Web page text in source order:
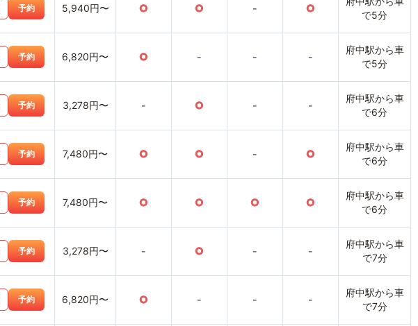
予約 5,940円〜 ○ ○ - ○
で5分
予約 6,820円〜 ○ - - -
府中駅から車
で5分
予約 3,278円〜 - ○ - -
府中駅から車
で6分
予約 7,480円〜 ○ ○ - ○
府中駅から車
で6分
予約 7,480円〜 ○ ○ ○ ○
府中駅から車
で6分
予約 3,278円〜 - ○ - -
府中駅から車
で7分
予約 6,820円〜 ○ - - -
府中駅から車
で7分